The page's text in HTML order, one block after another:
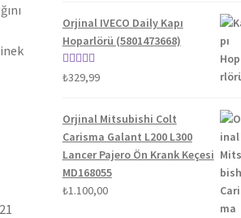
Orjinal IVECO Daily Kapı
Hoparlörü (5801473668)
5 üzerinden
₺329,99
Orjinal Mitsubishi Colt
Carisma Galant L200 L300
Lancer Pajero Ön Krank Keçesi
MD168055
₺1.100,00